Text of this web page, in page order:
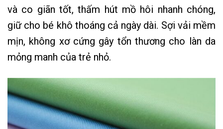
và co giãn tốt, thấm hút mồ hôi nhanh chóng,
giữ cho bé khô thoáng cả ngày dài. Sợi vải mềm
mịn, không xơ cứng gây tổn thương cho làn da
mỏng manh của trẻ nhỏ.